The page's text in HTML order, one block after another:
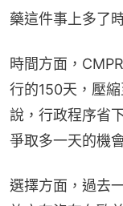
藥這件事上多了
時間方面，
行的150天，壓
說，行政程序省
爭取多一天的機
選擇方面，過去